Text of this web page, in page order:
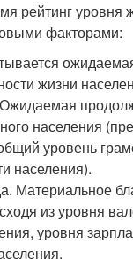
рейтинг уровня
факторами:
жизни
населения
уровень
населения).
Материальное
из уровня
уровня